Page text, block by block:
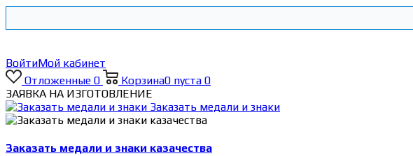
ВойтиМой кабинет
Отложенные 0 Корзина0 пуста 0
ЗАЯВКА НА ИЗГОТОВЛЕНИЕ
Заказать медали и знаки
Заказать медали и знаки казачества